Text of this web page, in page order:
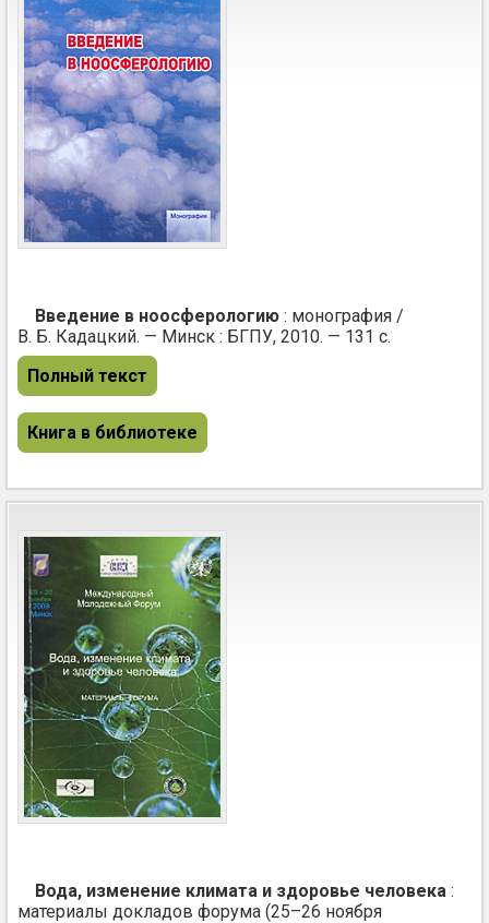
Введение в ноосферологию : монография /
В. Б. Кадацкий. — Минск : БГПУ, 2010. — 131 с.
Полный текст
Книга в библиотеке
Вода, изменение климата и здоровье человека :
материалы докладов форума (25–26 ноября